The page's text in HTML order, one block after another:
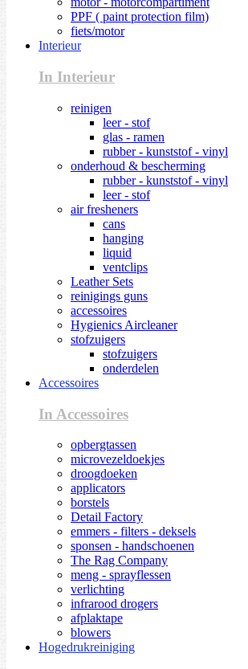
PPF ( paint protection film)
fiets/motor
Interieur
In Interieur
reinigen
leer - stof
glas - ramen
rubber - kunststof - vinyl
onderhoud & bescherming
rubber - kunststof - vinyl
leer - stof
air fresheners
cans
hanging
liquid
ventclips
Leather Sets
reinigings guns
accessoires
Hygienics Aircleaner
stofzuigers
stofzuigers
onderdelen
Accessoires
In Accessoires
opbergtassen
microvezeldoekjes
droogdoeken
applicators
borstels
Detail Factory
emmers - filters - deksels
sponsen - handschoenen
The Rag Company
meng - sprayflessen
verlichting
infrarood drogers
afplaktape
blowers
Hogedrukreiniging